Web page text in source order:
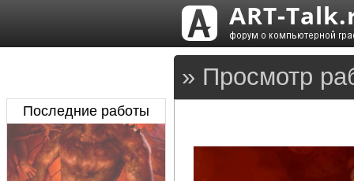
» Просмотр
Последние работы